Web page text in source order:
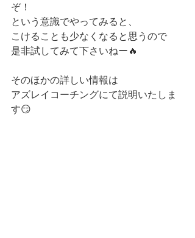
ぞ！
という意識でやってみると、
こけることも少なくなると思うので
是非試してみて下さいねー🔥
そのほかの詳しい情報は
アズレイコーチングにて説明いたしま
す😏